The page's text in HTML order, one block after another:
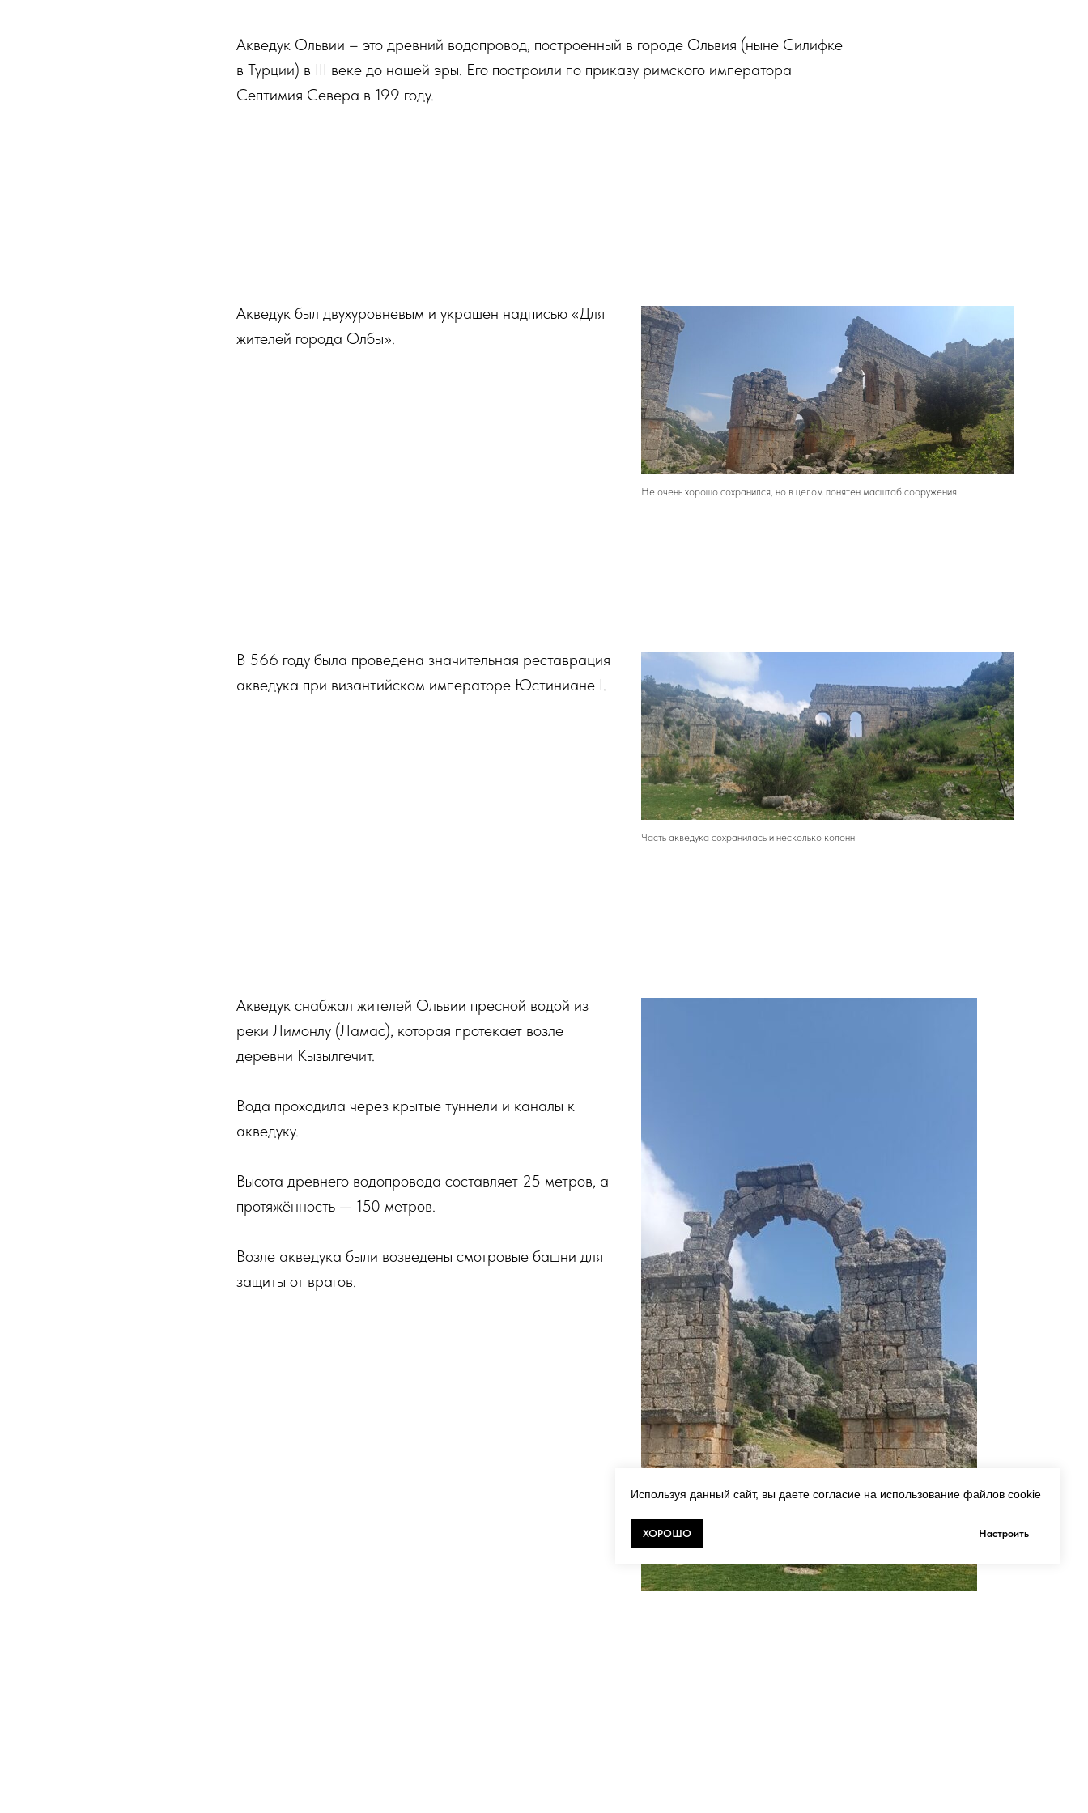
Акведук Ольвии – это древний водопровод, построенный в городе Ольвия (ныне Силифке
в Турции) в III веке до нашей эры. Его построили по приказу римского императора
Септимия Севера в 199 году.
Не очень хорошо сохранился, но в целом понятен масштаб сооружения
Акведук был двухуровневым и украшен надписью «Для
жителей города Олбы».
Часть акведука сохранилась и несколько колонн
В 566 году была проведена значительная реставрация
акведука при византийском императоре Юстиниане I.
Акведук снабжал жителей Ольвии пресной водой из
реки Лимонлу (Ламас), которая протекает возле
деревни Кызылгечит.
Вода проходила через крытые туннели и каналы к
акведуку.
Высота древнего водопровода составляет 25 метров, а
протяжённость — 150 метров.
Возле акведука были возведены смотровые башни для
защиты от врагов.
Используя данный сайт, вы даете согласие на использование файлов cookie
ХОРОШО Настроить